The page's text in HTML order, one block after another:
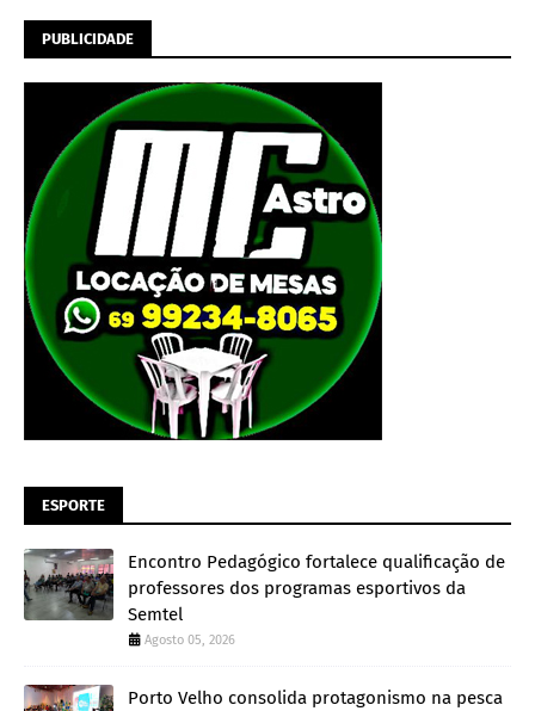
PUBLICIDADE
ESPORTE
Encontro Pedagógico fortalece qualificação de
professores dos programas esportivos da
Semtel
Agosto 05, 2026
Porto Velho consolida protagonismo na pesca